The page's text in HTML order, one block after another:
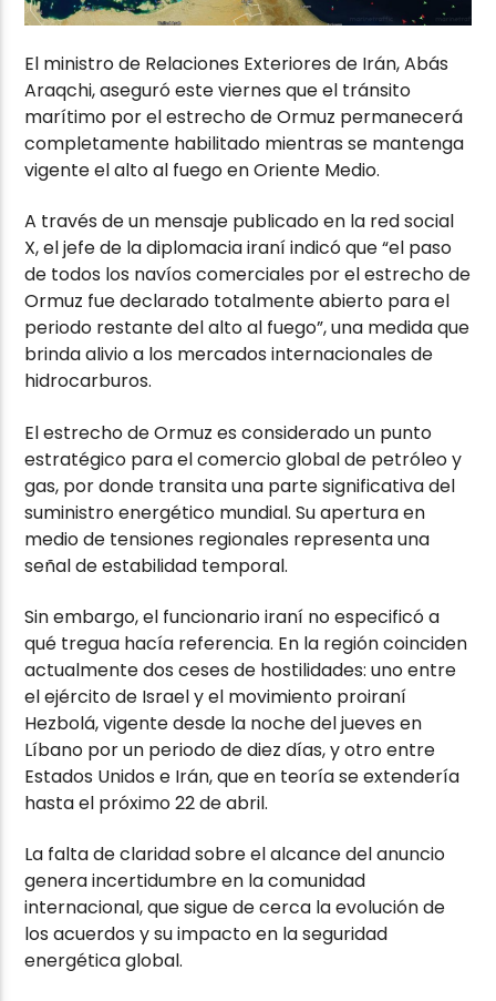
El ministro de Relaciones Exteriores de Irán, Abás
Araqchi, aseguró este viernes que el tránsito
marítimo por el estrecho de Ormuz permanecerá
completamente habilitado mientras se mantenga
vigente el alto al fuego en Oriente Medio.
A través de un mensaje publicado en la red social
X, el jefe de la diplomacia iraní indicó que “el paso
de todos los navíos comerciales por el estrecho de
Ormuz fue declarado totalmente abierto para el
periodo restante del alto al fuego”, una medida que
brinda alivio a los mercados internacionales de
hidrocarburos.
El estrecho de Ormuz es considerado un punto
estratégico para el comercio global de petróleo y
gas, por donde transita una parte significativa del
suministro energético mundial. Su apertura en
medio de tensiones regionales representa una
señal de estabilidad temporal.
Sin embargo, el funcionario iraní no especificó a
qué tregua hacía referencia. En la región coinciden
actualmente dos ceses de hostilidades: uno entre
el ejército de Israel y el movimiento proiraní
Hezbolá, vigente desde la noche del jueves en
Líbano por un periodo de diez días, y otro entre
Estados Unidos e Irán, que en teoría se extendería
hasta el próximo 22 de abril.
La falta de claridad sobre el alcance del anuncio
genera incertidumbre en la comunidad
internacional, que sigue de cerca la evolución de
los acuerdos y su impacto en la seguridad
energética global.